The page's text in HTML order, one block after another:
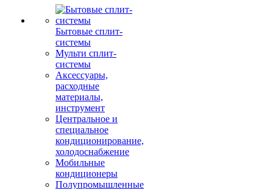
Бытовые сплит-
системы
Мульти сплит-
системы
Аксессуары,
расходные
материалы,
инструмент
Центральное и
специальное
кондиционирование,
холодоснабжение
Мобильные
кондиционеры
Полупромышленные